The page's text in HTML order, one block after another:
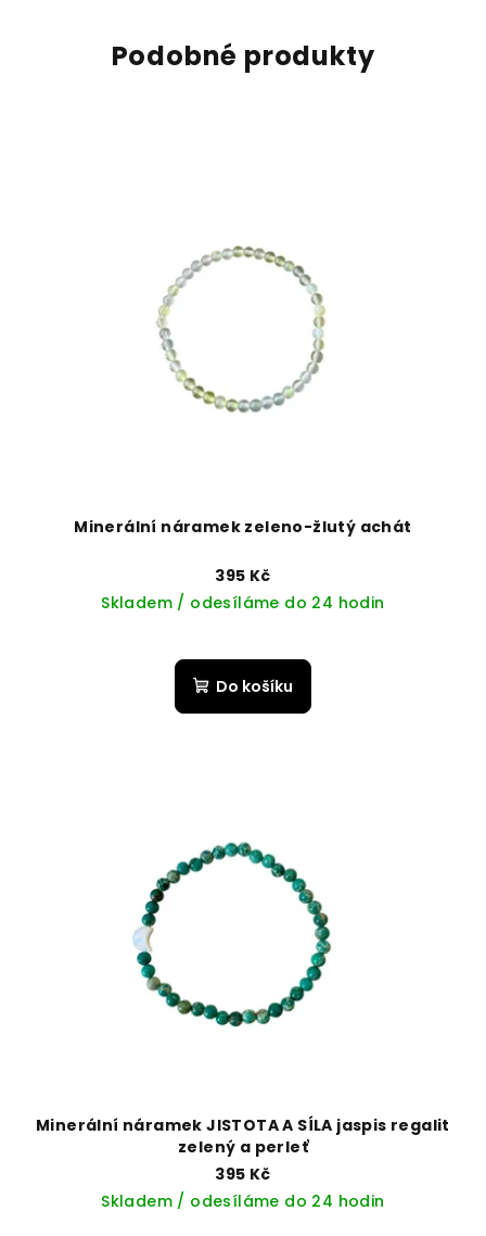
Podobné produkty
Minerální náramek zeleno-žlutý achát
395 Kč
Skladem / odesíláme do 24 hodin
Do košíku
Minerální náramek JISTOTA A SÍLA jaspis regalit
zelený a perleť
395 Kč
Skladem / odesíláme do 24 hodin